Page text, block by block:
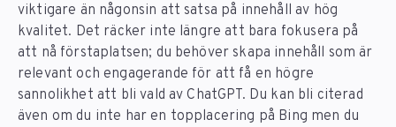
viktigare än någonsin att satsa på innehåll av hög
kvalitet. Det räcker inte längre att bara fokusera på
att nå förstaplatsen; du behöver skapa innehåll som är
relevant och engagerande för att få en högre
sannolikhet att bli vald av ChatGPT. Du kan bli citerad
även om du inte har en topplacering på Bing men du